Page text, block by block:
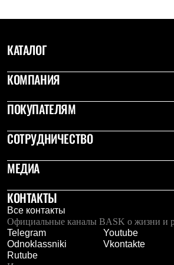
Головные уборы
Шапки
Кепки и бейсболки
Шарфы
Панамы
Перчатки
Рукавицы
Носки
Полезные аксессуары
Ремни
Шевроны
Опушки
Термоковрики
Уход за одеждой
В Арктику
Коллекции
КАТАЛОГ
КОМПАНИЯ
ПОКУПАТЕЛЯМ
СОТРУДНИЧЕСТВО
МЕДИА
КОНТАКТЫ
Все контакты
Официальные каналы BASK о жизни и
Telegram
Youtube
Odnoklassniki
Vkontakte
Rutube